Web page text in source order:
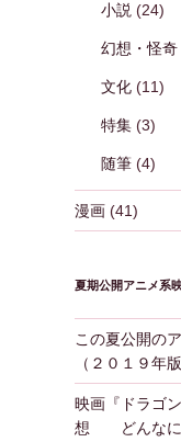
小説(24)
幻想・怪奇
文化(11)
特集(3)
随筆(4)
漫画(41)
夏期公開アニメ系
この夏公開の
（２０１９年
映画『ドラゴ
想 どんなに